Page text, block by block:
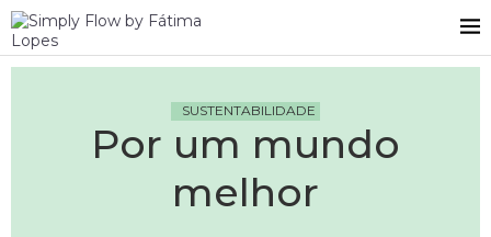
SUSTENTABILIDADE
Por um mundo
melhor